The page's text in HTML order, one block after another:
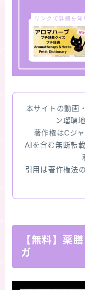
リンクで詳細を知
本サイトの動画
ン瑠璃
著作権はCジ
AIを含む無断転
引用は著作権法
【無料】薬
ガ